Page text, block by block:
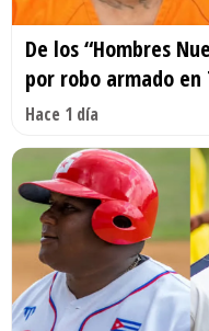
De los “Hombres
por robo armado en
Hace 1 día